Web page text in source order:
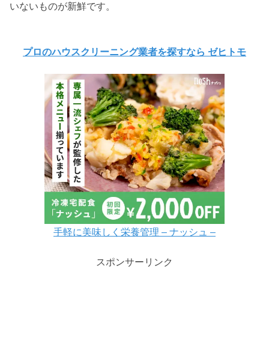
いないものが新鮮です。
プロのハウスクリーニング業者を探すなら ゼヒトモ
手軽に美味しく栄養管理 – ナッシュ –
スポンサーリンク